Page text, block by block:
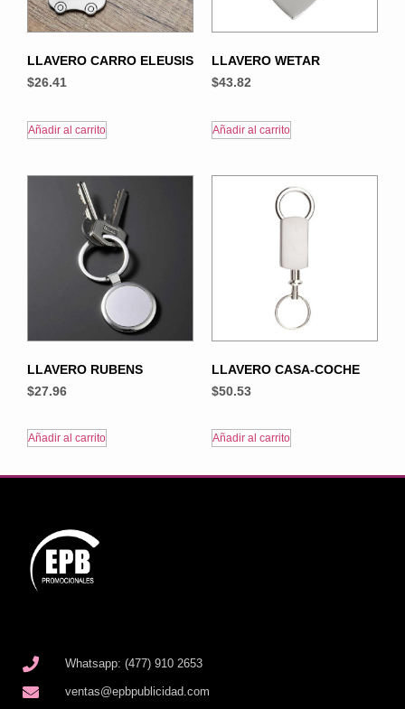
LLAVERO CARRO ELEUSIS
$26.41
Añadir al carrito
LLAVERO WETAR
$43.82
Añadir al carrito
LLAVERO RUBENS
$27.96
Añadir al carrito
LLAVERO CASA-COCHE
$50.53
Añadir al carrito
Whatsapp: (477) 910 2653
ventas@epbpublicidad.com